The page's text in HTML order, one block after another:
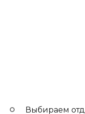
Выбираем